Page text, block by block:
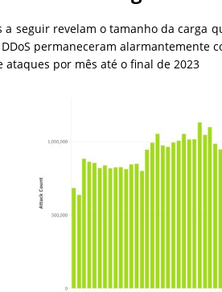
a seguir revelam o tamanho da carga
permaneceram alarmantemente
ataques por mês até o final de 2023